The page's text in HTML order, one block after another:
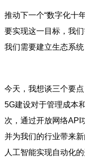
推动下一个“数字化十
要实现这一目标，我
我们需要建立生态系
今天，我想谈三个要
5G建设对于管理成本
次，通过开放网络API
并为我们的行业带来
人工智能实现自动化